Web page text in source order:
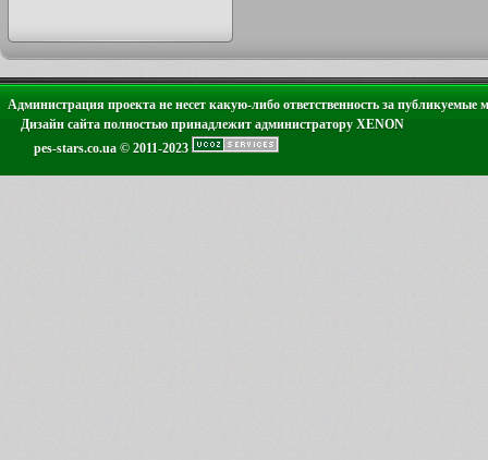
Администрация проекта не несет какую-либо ответственность за публикуемые
Дизайн сайта полностью принадлежит администратору XENON
pes-stars.co.ua © 2011-2023